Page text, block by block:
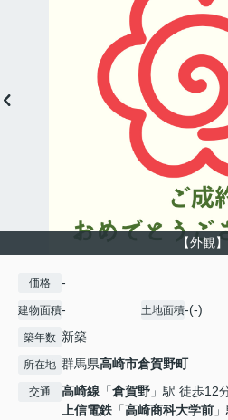
【外観】
価格 -
建物面積- 土地面積-(-)
築年数 新築
所在地 群馬県高崎市倉賀野町
交通 高崎線 「倉賀野 」駅 徒歩12
上信電鉄 「高崎商科大学前